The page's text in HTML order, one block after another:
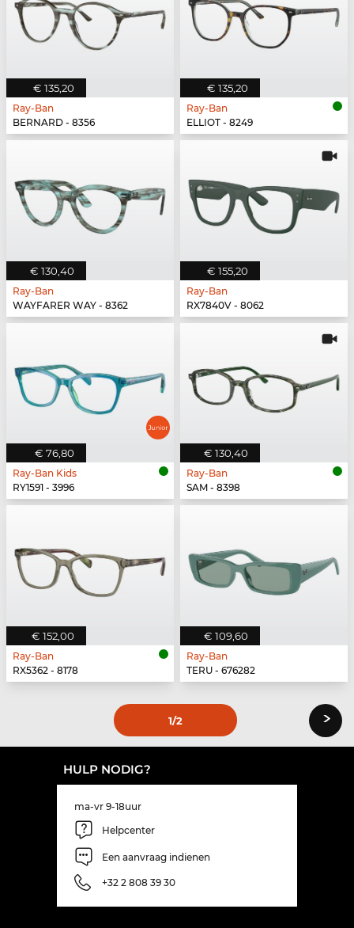
€ 135,20
Ray-Ban
BERNARD - 8356
€ 135,20
Ray-Ban
ELLIOT - 8249
€ 130,40
Ray-Ban
WAYFARER WAY - 8362
€ 155,20
Ray-Ban
RX7840V - 8062
€ 76,80
Ray-Ban Kids
RY1591 - 3996
€ 130,40
Ray-Ban
SAM - 8398
€ 152,00
Ray-Ban
RX5362 - 8178
€ 109,60
Ray-Ban
TERU - 676282
1/2 ›
HULP NODIG?
ma-vr 9-18uur
Helpcenter
Een aanvraag indienen
+32 2 808 39 30